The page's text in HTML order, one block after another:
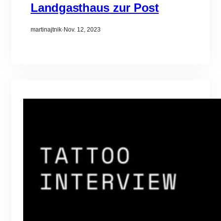
Landgasthaus zur Post
martinajtnik· Nov. 12, 2023